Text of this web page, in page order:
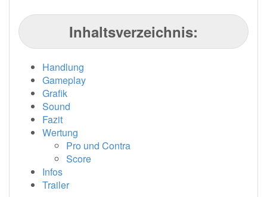
Inhaltsverzeichnis:
Handlung
Gameplay
Grafik
Sound
Fazit
Wertung
Pro und Contra
Score
Infos
Trailer